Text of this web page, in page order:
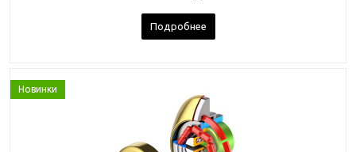
Подробнее
Новинки